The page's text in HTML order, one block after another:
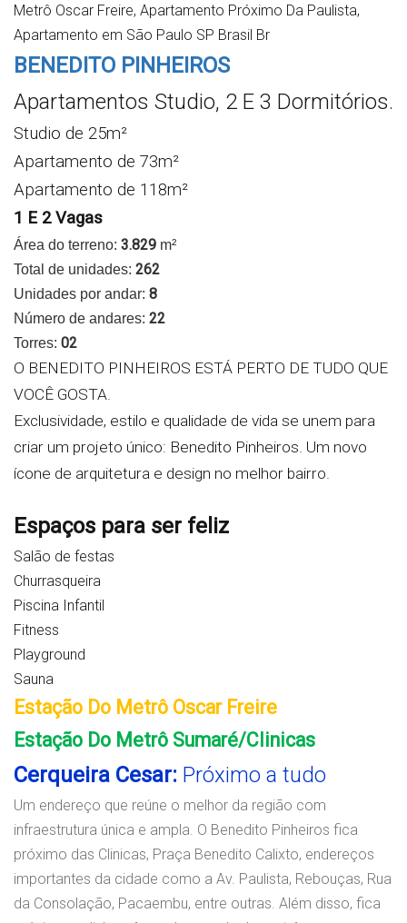
Metrô Oscar Freire, Apartamento Próximo Da Paulista,
Apartamento em São Paulo SP Brasil Br
BENEDITO PINHEIROS
Apartamentos Studio, 2 E 3 Dormitórios.
Studio de 25m²
Apartamento de 73m²
Apartamento de 118m²
1 E 2 Vagas
Área do terreno: 3.829 m²
Total de unidades: 262
Unidades por andar: 8
Número de andares: 22
Torres: 02
O BENEDITO PINHEIROS ESTÁ PERTO DE TUDO QUE
VOCÊ GOSTA.
Exclusividade, estilo e qualidade de vida se unem para
criar um projeto único: Benedito Pinheiros. Um novo
ícone de arquitetura e design no melhor bairro.
Espaços para ser feliz
Salão de festas
Churrasqueira
Piscina Infantil
Fitness
Playground
Sauna
Estação Do Metrô Oscar Freire
Estação Do Metrô Sumaré/Clinicas
Cerqueira Cesar: Próximo a tudo
Um endereço que reúne o melhor da região com
infraestrutura única e ampla. O Benedito Pinheiros fica
próximo das Clinicas, Praça Benedito Calixto, endereços
importantes da cidade como a Av. Paulista, Rebouças, Rua
da Consolação, Pacaembu, entre outras. Além disso, fica